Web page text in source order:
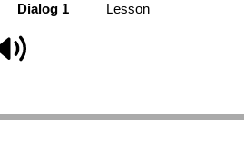
Dialog 1 Lesson